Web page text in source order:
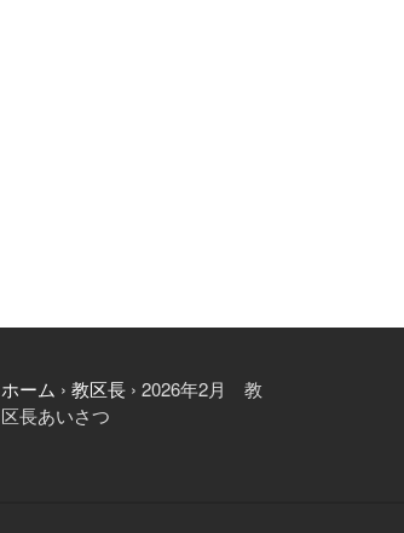
ホーム › 教区長 › 2026年2月 教
区長あいさつ